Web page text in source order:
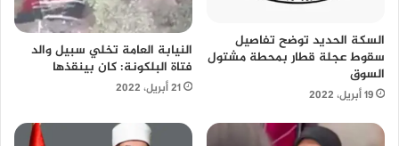
السكة الحديد توضح تفاصيل
سقوط عجلة قطار بمحطة مشتول
السوق
19 أبريل، 2022
النيابة العامة تخلي سبيل والد
فتاة البلكونة: كان بينقذها
21 أبريل، 2022